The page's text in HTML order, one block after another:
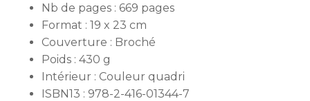
Nb de pages : 669 pages
Format : 19 x 23 cm
Couverture : Broché
Poids : 430 g
Intérieur : Couleur quadri
ISBN13 : 978-2-416-01344-7